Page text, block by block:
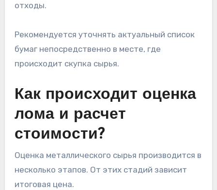
отходы.
Рекомендуется уточнять актуальный список
бумаг непосредственно в месте, где
происходит скупка сырья.
Как происходит оценка
лома и расчет
стоимости?
Оценка металлического сырья производится в
несколько этапов. От этих стадий зависит
итоговая цена.